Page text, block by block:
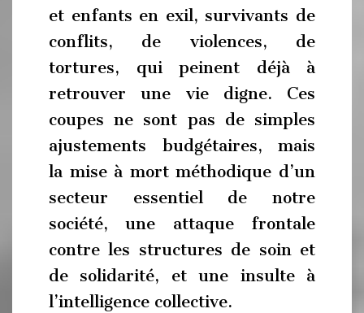
et enfants en exil, survivants de
conflits, de violences, de
tortures, qui peinent déjà à
retrouver une vie digne. Ces
coupes ne sont pas de simples
ajustements budgétaires, mais
la mise à mort méthodique d’un
secteur essentiel de notre
société, une attaque frontale
contre les structures de soin et
de solidarité, et une insulte à
l’intelligence collective.